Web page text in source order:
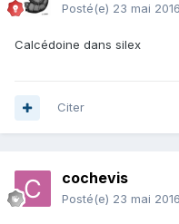
Posté(e) 23 mai 2016
Calcédoine dans silex
Citer
cochevis
Posté(e) 23 mai 2016